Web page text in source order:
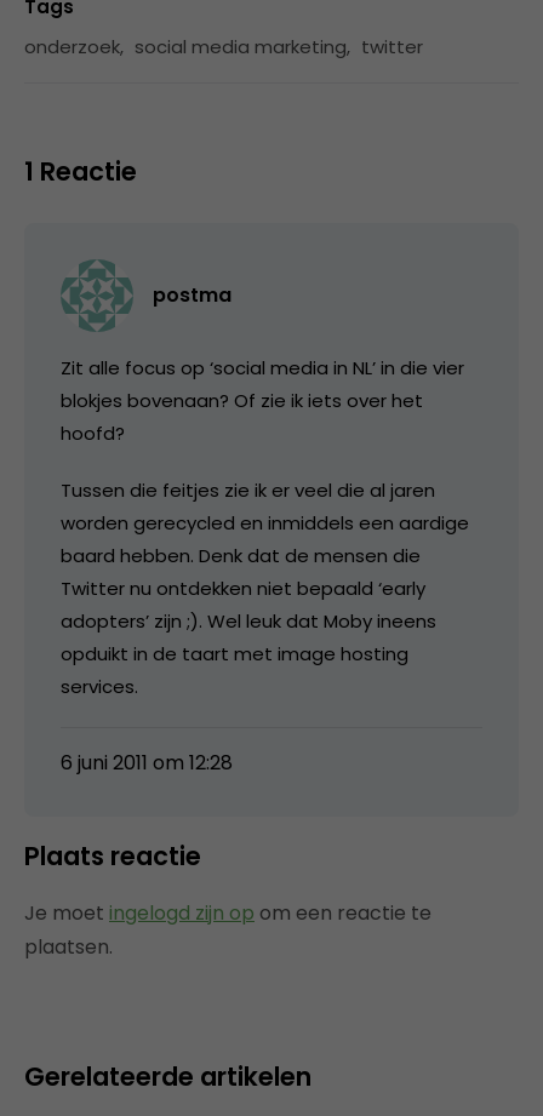
Tags
onderzoek, social media marketing, twitter
1 Reactie
postma
Zit alle focus op ‘social media in NL’ in die vier
blokjes bovenaan? Of zie ik iets over het
hoofd?
Tussen die feitjes zie ik er veel die al jaren
worden gerecycled en inmiddels een aardige
baard hebben. Denk dat de mensen die
Twitter nu ontdekken niet bepaald ‘early
adopters’ zijn ;). Wel leuk dat Moby ineens
opduikt in de taart met image hosting
services.
6 juni 2011 om 12:28
Plaats reactie
Je moet ingelogd zijn op om een reactie te
plaatsen.
Gerelateerde artikelen